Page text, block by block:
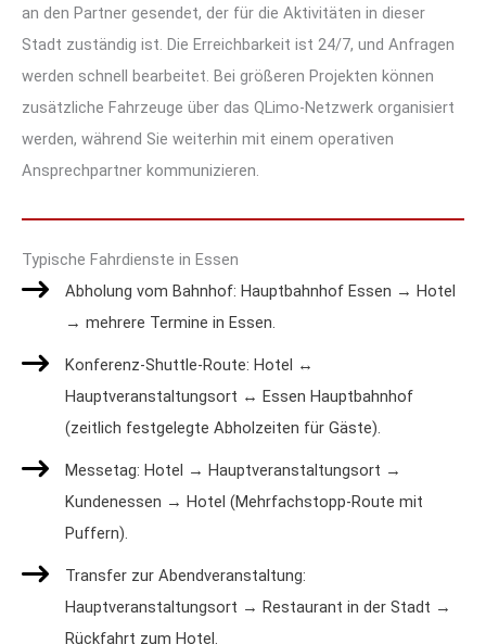
an den Partner gesendet, der für die Aktivitäten in dieser
Stadt zuständig ist. Die Erreichbarkeit ist 24/7, und Anfragen
werden schnell bearbeitet. Bei größeren Projekten können
zusätzliche Fahrzeuge über das QLimo-Netzwerk organisiert
werden, während Sie weiterhin mit einem operativen
Ansprechpartner kommunizieren.
Typische Fahrdienste in Essen
Abholung vom Bahnhof: Hauptbahnhof Essen → Hotel
→ mehrere Termine in Essen.
Konferenz-Shuttle-Route: Hotel ↔
Hauptveranstaltungsort ↔ Essen Hauptbahnhof
(zeitlich festgelegte Abholzeiten für Gäste).
Messetag: Hotel → Hauptveranstaltungsort →
Kundenessen → Hotel (Mehrfachstopp-Route mit
Puffern).
Transfer zur Abendveranstaltung:
Hauptveranstaltungsort → Restaurant in der Stadt →
Rückfahrt zum Hotel.